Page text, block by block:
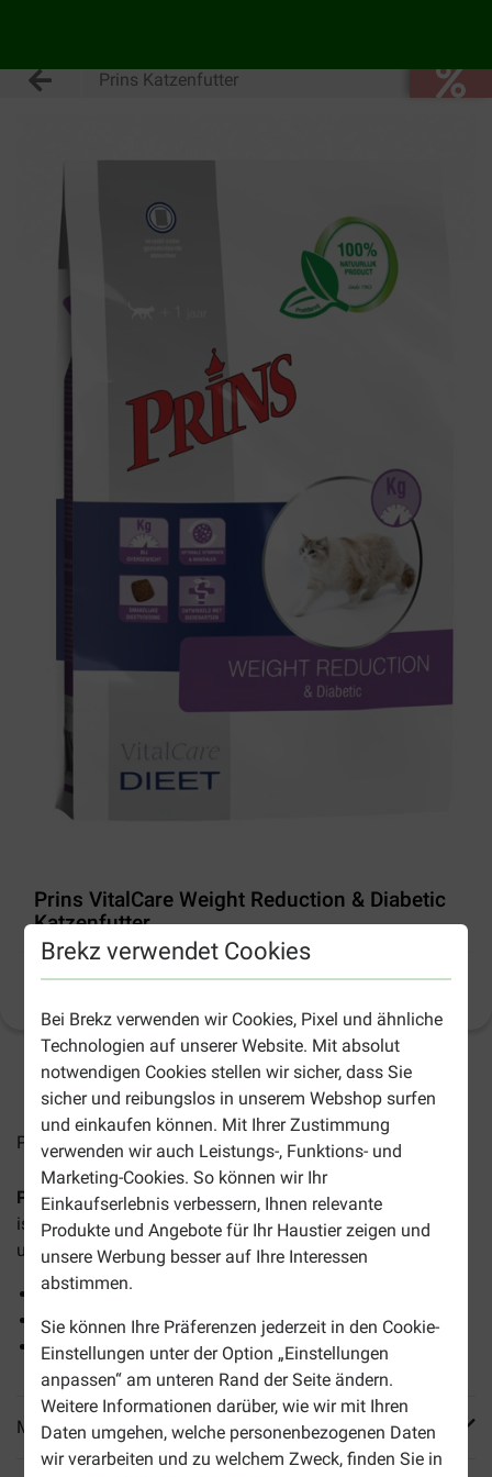
Brekz verwendet Cookies
Bei Brekz verwenden wir Cookies, Pixel und ähnliche
Technologien auf unserer Website. Mit absolut
notwendigen Cookies stellen wir sicher, dass Sie
sicher und reibungslos in unserem Webshop surfen
und einkaufen können. Mit Ihrer Zustimmung
verwenden wir auch Leistungs-, Funktions- und
Marketing-Cookies. So können wir Ihr
Einkaufserlebnis verbessern, Ihnen relevante
Produkte und Angebote für Ihr Haustier zeigen und
unsere Werbung besser auf Ihre Interessen
abstimmen.
Sie können Ihre Präferenzen jederzeit in den Cookie-
Einstellungen unter der Option „Einstellungen
anpassen“ am unteren Rand der Seite ändern.
Weitere Informationen darüber, wie wir mit Ihren
Daten umgehen, welche personenbezogenen Daten
wir verarbeiten und zu welchem Zweck, finden Sie in
Prins Katzenfutter
Prins VitalCare Weight Reduction & Diabetic
Katzenfutter
2-4 Arbeitstage, sofern nicht anders angegeben
Preise inkl. MwSt zzgl. Versandkosten
Prins VitalCare Weight Reduction & Diabetic Katzenfutter
ist ein spezielles Trockenfutter zur Gewichtsreduzierung
und Behandlung von Diabetes bei Katzen.
Stimuliert eine optimale Gewichtskontrolle
Unterstützt das Immunsystem
Fördert eine gesunde Haut und glänzendes Fell
Mehr Produktinfos